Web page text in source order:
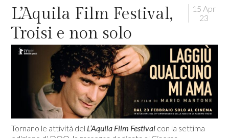
15 Apr
23
L’Aquila Film Festival,
Troisi e non solo
Tornano le attività del L’Aquila Film Festival con la settima